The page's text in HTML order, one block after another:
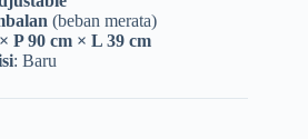
(beban merata)
P 90 cm × L 39 cm
: Baru